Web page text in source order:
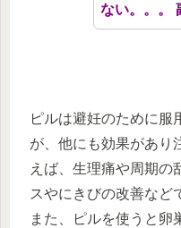
ない。。。
ピルは避妊のために服
が、他にも効果があり
えば、生理痛や周期の
スやにきびの改善など
また、ピルを使うと卵